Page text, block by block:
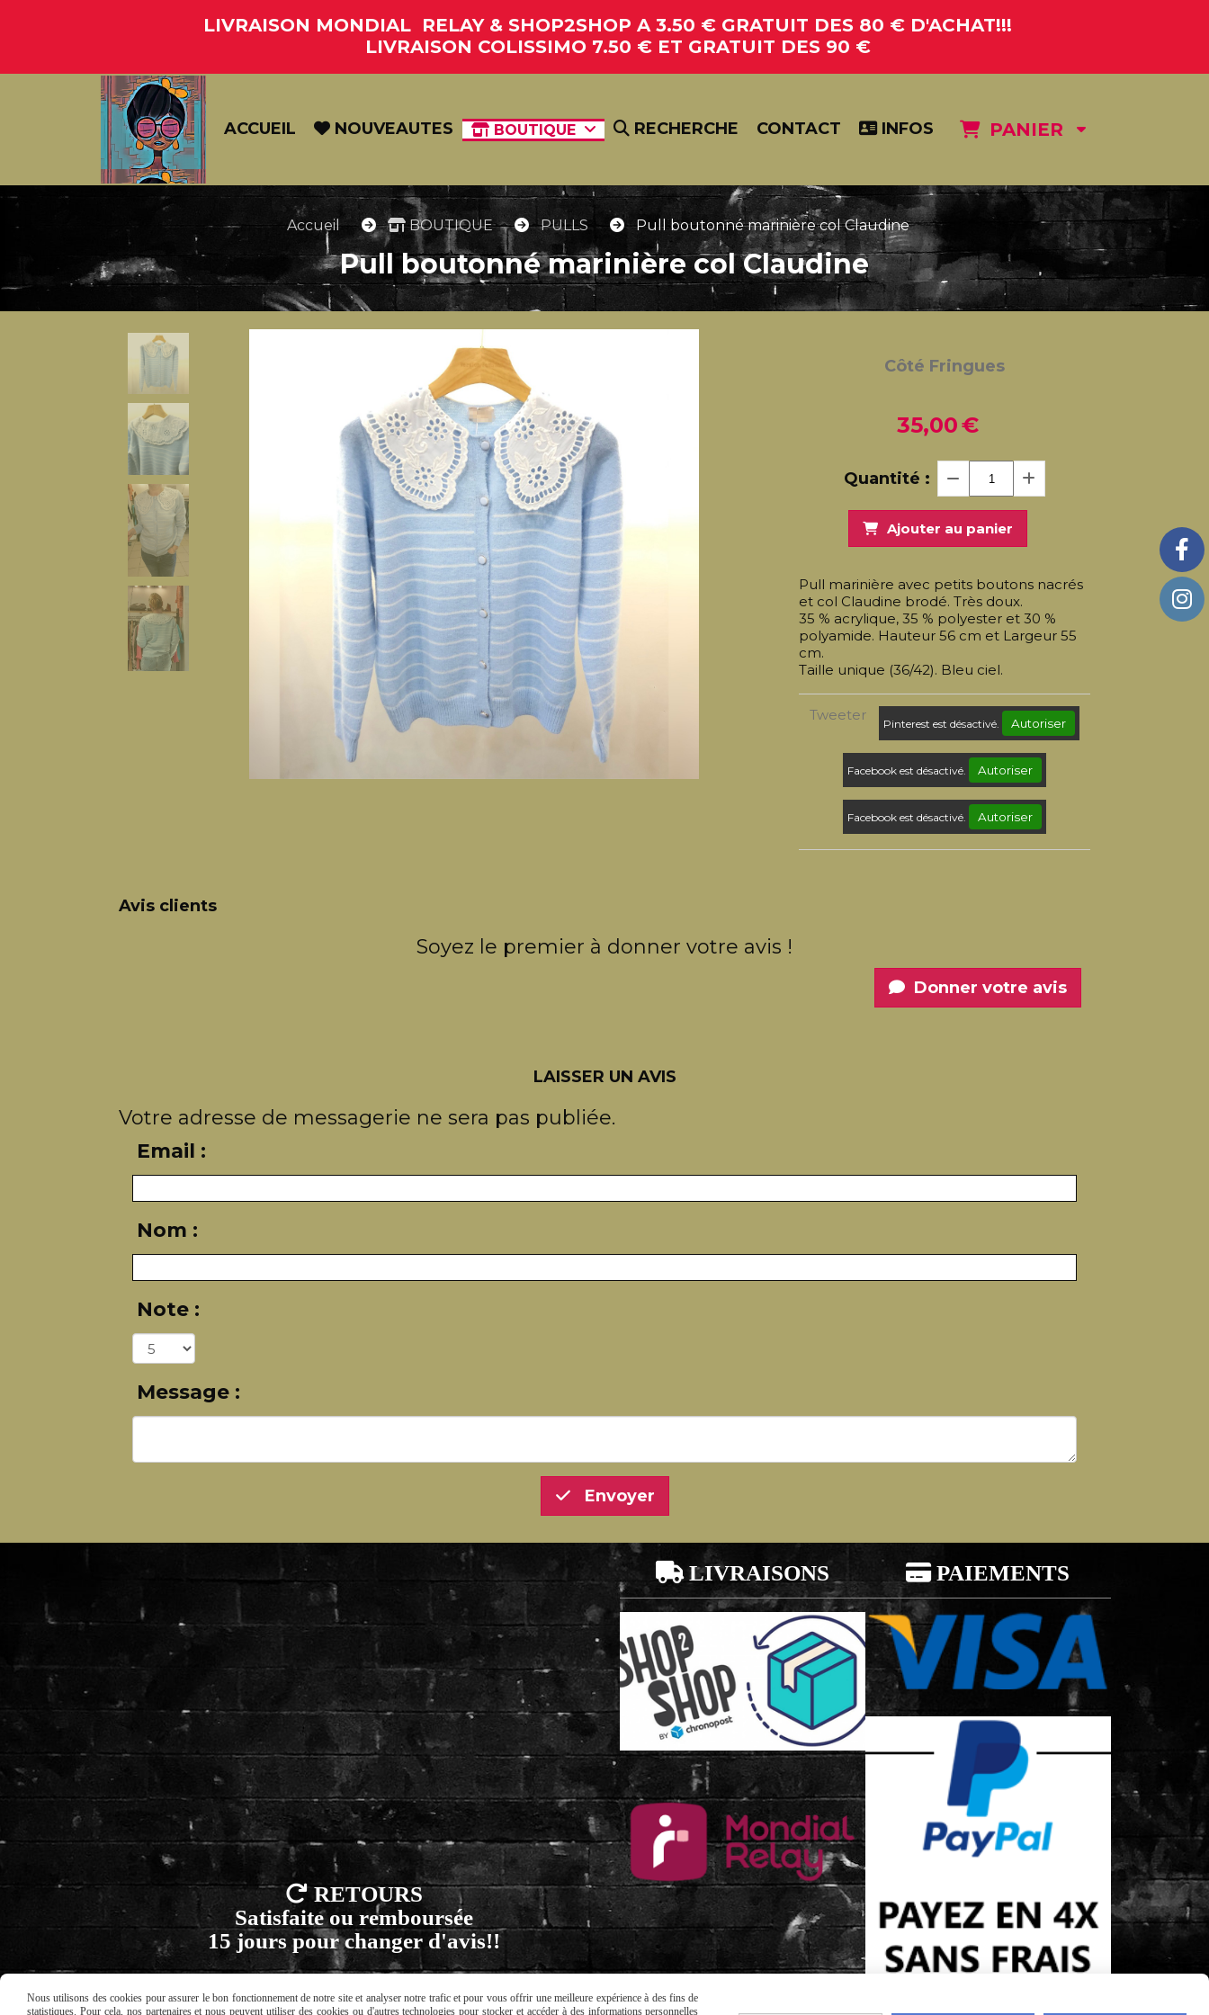
LIVRAISON MONDIAL RELAY & SHOP2SHOP A 3.50 € GRATUIT DES 80 € D'ACHAT!!!
LIVRAISON COLISSIMO 7.50 € ET GRATUIT DES 90 €
ACCUEIL NOUVEAUTES BOUTIQUE RECHERCHE CONTACT INFOS PANIER
Accueil BOUTIQUE PULLS Pull boutonné marinière col Claudine
Pull boutonné marinière col Claudine
Côté Fringues
35,00€
Quantité :
Ajouter au panier
Pull marinière avec petits boutons nacrés
et col Claudine brodé. Très doux.
35 % acrylique, 35 % polyester et 30 %
polyamide. Hauteur 56 cm et Largeur 55
cm.
Taille unique (36/42). Bleu ciel.
Tweeter
Pinterest est désactivé. Autoriser
Facebook est désactivé. Autoriser
Facebook est désactivé. Autoriser
Avis clients
Soyez le premier à donner votre avis !
Donner votre avis
LAISSER UN AVIS
Votre adresse de messagerie ne sera pas publiée.
Email :
Nom :
Note :
Message :
Envoyer
 RETOURS
Satisfaite ou remboursée
15 jours pour changer d'avis!!
 LIVRAISONS  PAIEMENTS
Nous utilisons des cookies pour assurer le bon fonctionnement de notre site et analyser notre trafic et pour vous offrir une meilleure expérience à des fins de
statistiques. Pour cela, nos partenaires et nous peuvent utiliser des cookies ou d'autres technologies pour stocker et accéder à des informations personnelles